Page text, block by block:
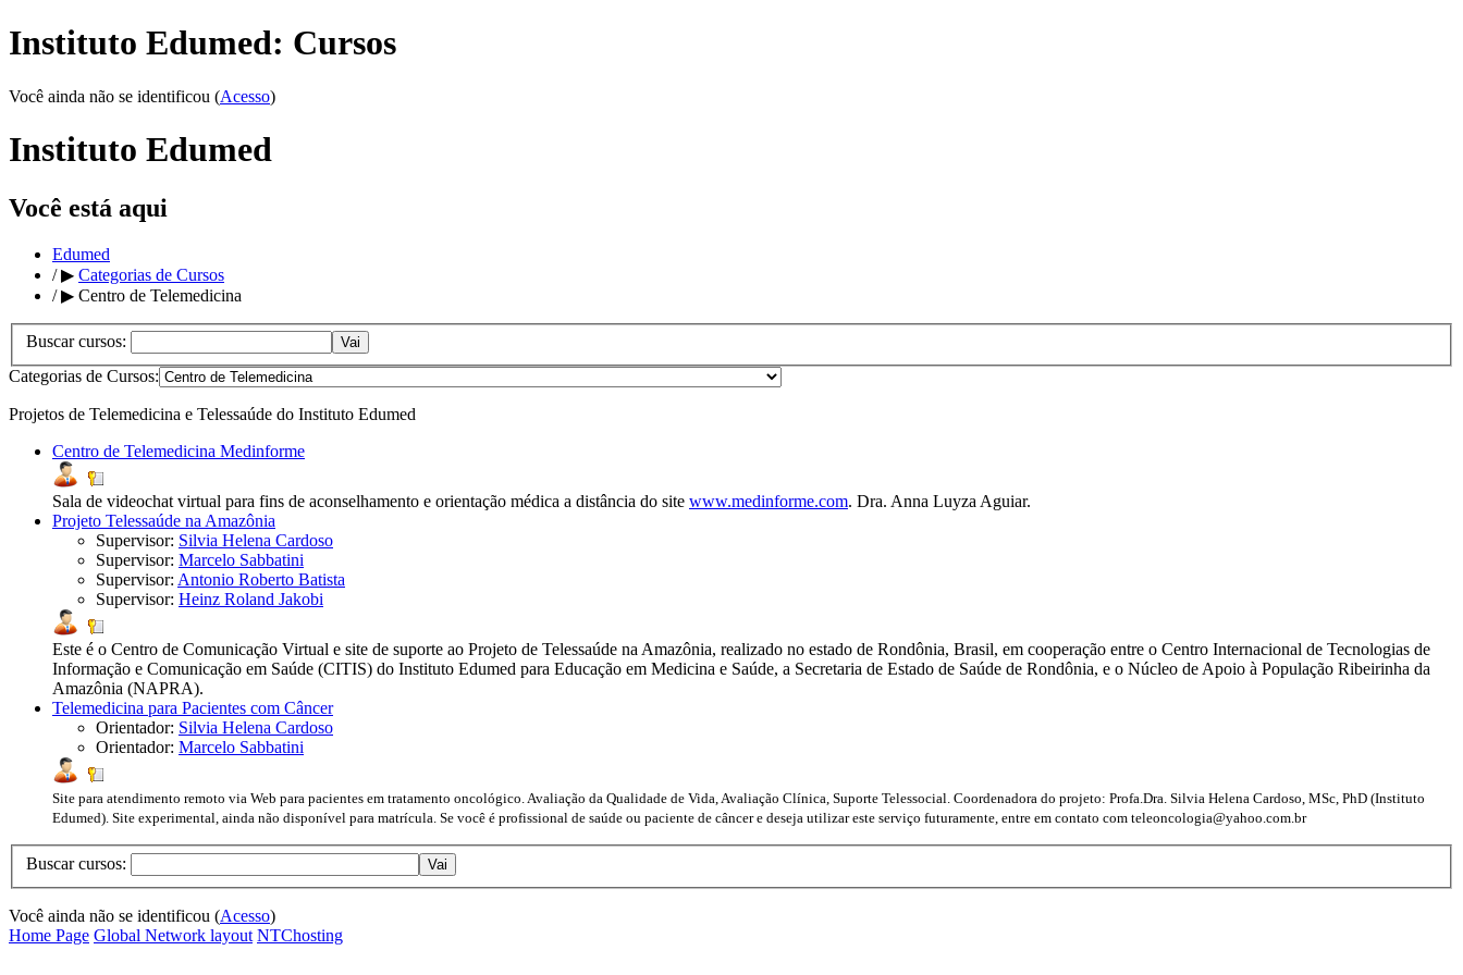
Instituto Edumed: Cursos
Você ainda não se identificou (Acesso)
Instituto Edumed
Você está aqui
Edumed
/▶ Categorias de Cursos
/▶ Centro de Telemedicina
Buscar cursos:
Categorias de Cursos:
Projetos de Telemedicina e Telessaúde do Instituto Edumed
Centro de Telemedicina Medinforme
Sala de videochat virtual para fins de aconselhamento e orientação médica a distância do site www.medinforme.com. Dra. Anna Luyza Aguiar.
Projeto Telessaúde na Amazônia
Supervisor: Silvia Helena Cardoso
Supervisor: Marcelo Sabbatini
Supervisor: Antonio Roberto Batista
Supervisor: Heinz Roland Jakobi
Este é o Centro de Comunicação Virtual e site de suporte ao Projeto de Telessaúde na Amazônia, realizado no estado de Rondônia, Brasil, em cooperação entre o Centro Internacional de Tecnologias de
Informação e Comunicação em Saúde (CITIS) do Instituto Edumed para Educação em Medicina e Saúde, a Secretaria de Estado de Saúde de Rondônia, e o Núcleo de Apoio à População Ribeirinha da
Amazônia (NAPRA).
Telemedicina para Pacientes com Câncer
Orientador: Silvia Helena Cardoso
Orientador: Marcelo Sabbatini
Site para atendimento remoto via Web para pacientes em tratamento oncológico. Avaliação da Qualidade de Vida, Avaliação Clínica, Suporte Telessocial. Coordenadora do projeto: Profa.Dra. Silvia Helena Cardoso, MSc, PhD (Instituto
Edumed). Site experimental, ainda não disponível para matrícula. Se você é profissional de saúde ou paciente de câncer e deseja utilizar este serviço futuramente, entre em contato com teleoncologia@yahoo.com.br
Buscar cursos:
Você ainda não se identificou (Acesso)
Home Page Global Network layout NTChosting